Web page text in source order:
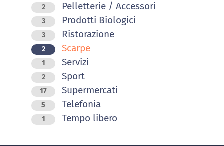
2 Pelletterie / Accessori
3 Prodotti Biologici
3 Ristorazione
2 Scarpe
1 Servizi
2 Sport
17 Supermercati
5 Telefonia
1 Tempo libero